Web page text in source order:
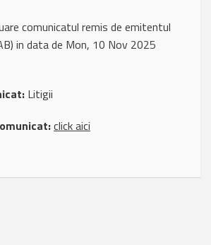
comunicatul remis de emitentul
in data de Mon, 10 Nov 2025
Litigii
click aici